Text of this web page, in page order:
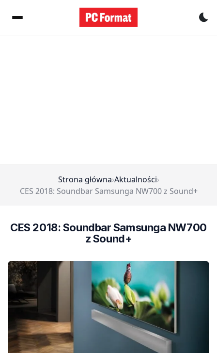
Strona główna›Aktualności›
CES 2018: Soundbar Samsunga NW700 z Sound+
CES 2018: Soundbar Samsunga NW700
z Sound+